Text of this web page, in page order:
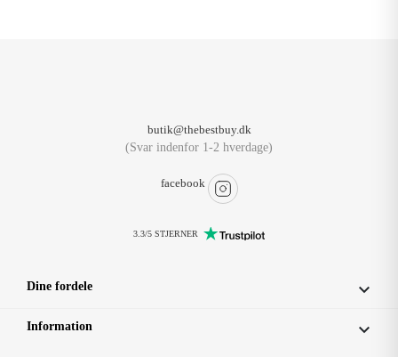
butik@thebestbuy.dk
(Svar indenfor 1-2 hverdage)
facebook
3.3/5 STJERNER
Dine fordele 
Information 